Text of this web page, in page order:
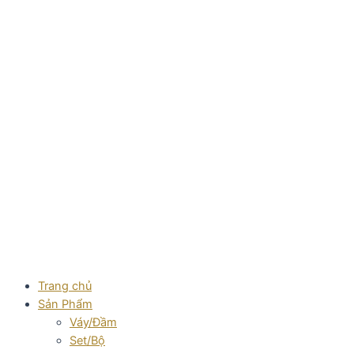
Trang chủ
Sản Phẩm
Váy/Đầm
Set/Bộ